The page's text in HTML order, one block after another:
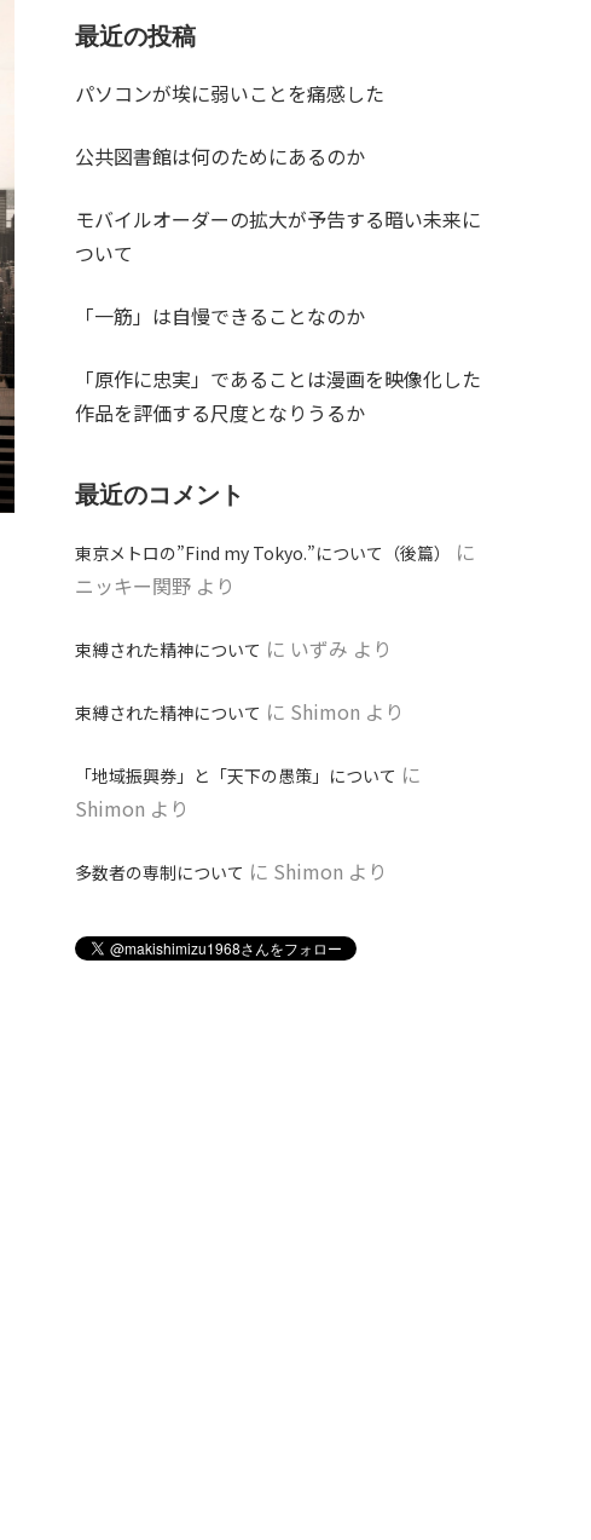
最近の投稿
パソコンが埃に弱いことを痛感した
公共図書館は何のためにあるのか
モバイルオーダーの拡大が予告する暗い未来に
ついて
「一筋」は自慢できることなのか
「原作に忠実」であることは漫画を映像化した
作品を評価する尺度となりうるか
最近のコメント
東京メトロの”Find my Tokyo.”について（後篇）
に
ニッキー関野 より
束縛された精神について に いずみ より
束縛された精神について に Shimon より
「地域振興券」と「天下の愚策」について に
Shimon より
多数者の専制について に Shimon より